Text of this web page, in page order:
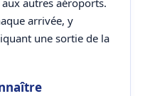
autres aéroports.
arrivée, y
une sortie de la